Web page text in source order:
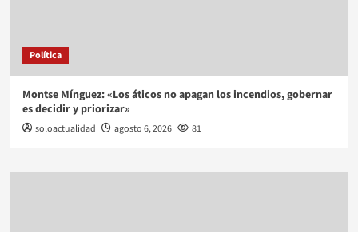
Política
Montse Mínguez: «Los áticos no apagan los incendios, gobernar
es decidir y priorizar»
soloactualidad agosto 6, 2026 81